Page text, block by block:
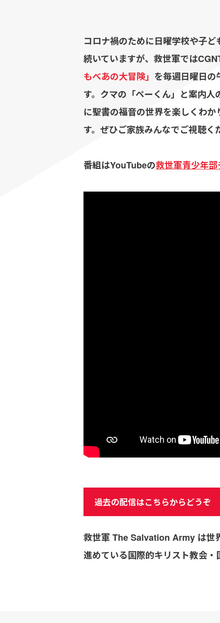
コロナ禍のために日曜学校や子
続いていますが、救世軍では
もべあの大冒険」 を毎週日曜日の
す。クマの「ペーくん」と案内
に聖書の福音の世界を楽しくわ
す。ぜひご家族みんなでご視聴く
番組はYouTubeの救世軍青少年
過去の配信はこちらからどうぞ
救世軍 The Salvation Army は世
進めている国際的キリスト教会